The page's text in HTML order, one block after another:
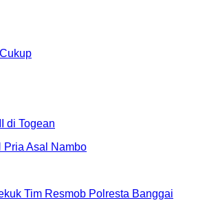
di Togean
Tim Resmob Polresta Banggai